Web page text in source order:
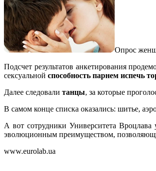
Опрос
Подсчет результатов анкетирования
сексуальной способность парнем испечь
Далее следовали танцы, за которые
В самом конце списка оказались: шитье,
А вот сотрудники Университета
эволюционным преимуществом,
www.eurolab.ua